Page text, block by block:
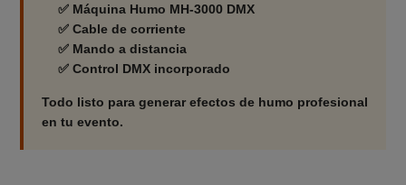
✅ Máquina Humo MH-3000 DMX
✅ Cable de corriente
✅ Mando a distancia
✅ Control DMX incorporado
Todo listo para generar efectos de humo profesional
en tu evento.